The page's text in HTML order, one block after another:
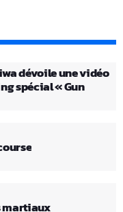
dévoile une vidéo
spécial « Gun
martiaux